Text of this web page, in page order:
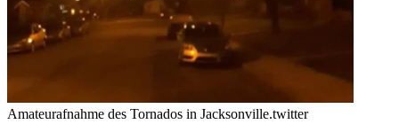
Amateurafnahme des Tornados in Jacksonville.twitter